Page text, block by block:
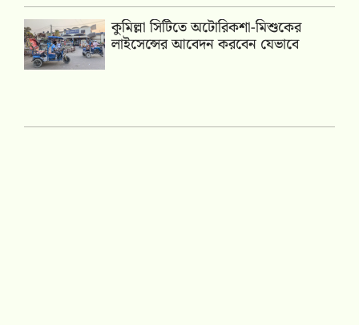
কুমিল্লা সিটিতে অটোরিকশা-মিশুকের
লাইসেন্সের আবেদন করবেন যেভাবে